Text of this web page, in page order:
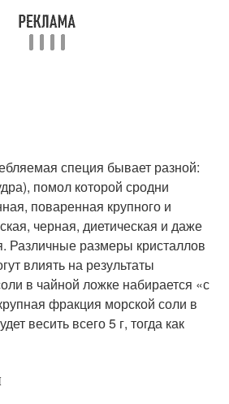
специя бывает разной:
помол которой сродни
поваренная крупного и
черная, диетическая и даже
Различные размеры кристаллов
влиять на результаты
в чайной ложке набирается «с
фракция морской соли в
весить всего 5 г, тогда как